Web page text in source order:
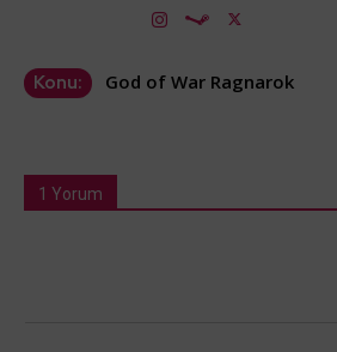
Konu: God of War Ragnarok
1 Yorum